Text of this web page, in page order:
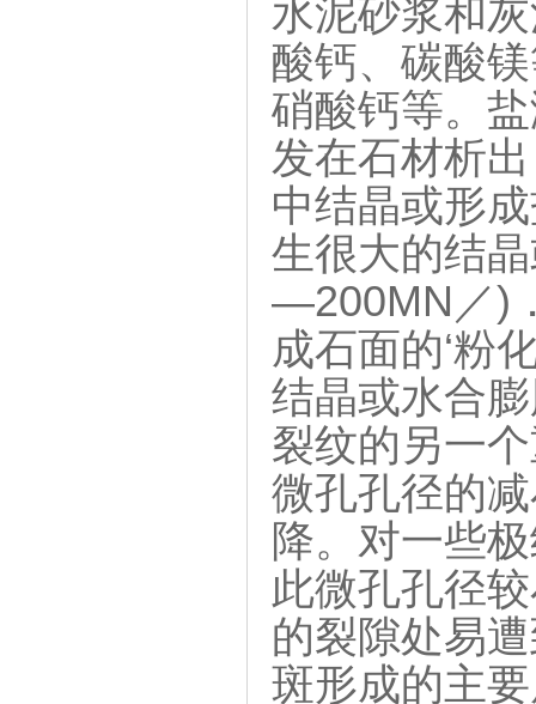
水泥砂浆和
酸钙、碳酸
硝酸钙等。
发在石材析
中结晶或形
生很大的结
—200MN／)
成石面的‘粉
结晶或水合
裂纹的另一
微孔孔径的
降。对一些
此微孔孔径
的裂隙处易
斑形成的主